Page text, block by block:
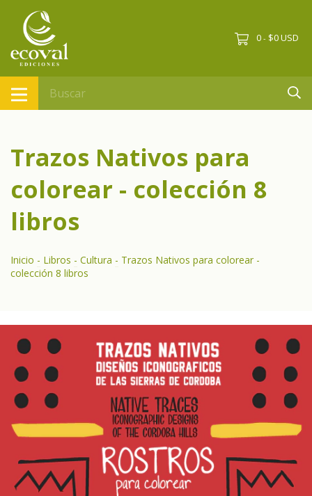
0 - $0 USD
Trazos Nativos para
colorear - colección 8
libros
Inicio - Libros - Cultura - Trazos Nativos para colorear -
colección 8 libros